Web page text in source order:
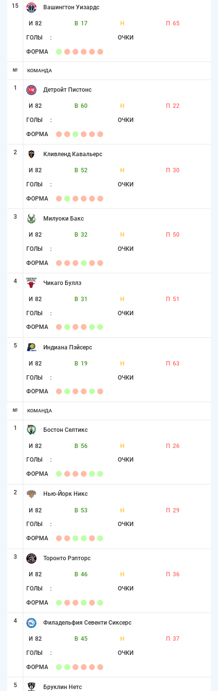
15 Вашингтон Уизардс
И 82 В 17 Н П 65
ГОЛЫ : ОЧКИ
ФОРМА
№ КОМАНДА
1 Детройт Пистонс
И 82 В 60 Н П 22
ГОЛЫ : ОЧКИ
ФОРМА
2 Кливленд Кавальерс
И 82 В 52 Н П 30
ГОЛЫ : ОЧКИ
ФОРМА
3 Милуоки Бакс
И 82 В 32 Н П 50
ГОЛЫ : ОЧКИ
ФОРМА
4 Чикаго Буллз
И 82 В 31 Н П 51
ГОЛЫ : ОЧКИ
ФОРМА
5 Индиана Пэйсерс
И 82 В 19 Н П 63
ГОЛЫ : ОЧКИ
ФОРМА
№ КОМАНДА
1 Бостон Селтикс
И 82 В 56 Н П 26
ГОЛЫ : ОЧКИ
ФОРМА
2 Нью-Йорк Никс
И 82 В 53 Н П 29
ГОЛЫ : ОЧКИ
ФОРМА
3 Торонто Рэпторс
И 82 В 46 Н П 36
ГОЛЫ : ОЧКИ
ФОРМА
4 Филадельфия Севенти Сиксерс
И 82 В 45 Н П 37
ГОЛЫ : ОЧКИ
ФОРМА
5 Бруклин Нетс